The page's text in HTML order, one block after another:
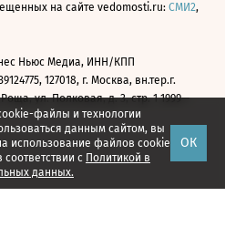
файлы и технологии
данным сайтом, вы
использование файлов cookie
с Политикой в
данных.
ОК
на сайте vedomosti.ru: СМИ2,
Ньюс Медиа, ИНН/КПП
127018, г. Москва, вн.тер.г.
ул. Полковая, д. 3, стр. 1 1999—